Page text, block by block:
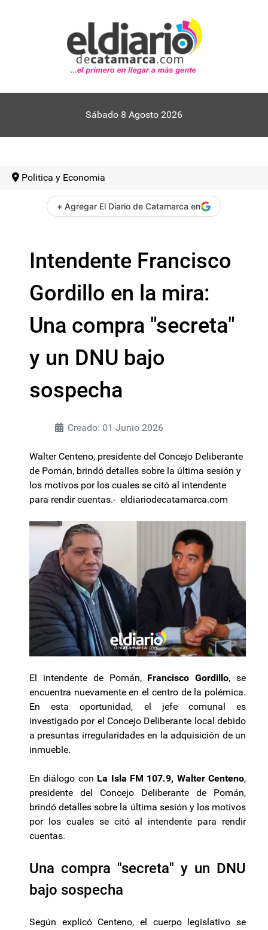
Sábado 8 Agosto 2026
Politica y Economia
+ Agregar El Diario de Catamarca en
Intendente Francisco
Gordillo en la mira:
Una compra "secreta"
y un DNU bajo
sospecha
Creado: 01 Junio 2026
Walter Centeno, presidente del Concejo Deliberante
de Pomán, brindó detalles sobre la última sesión y
los motivos por los cuales se citó al intendente
para rendir cuentas.- eldiariodecatamarca.com
El intendente de Pomán, Francisco Gordillo, se
encuentra nuevamente en el centro de la polémica.
En esta oportunidad, el jefe comunal es
investigado por el Concejo Deliberante local debido
a presuntas irregularidades en la adquisición de un
inmueble.
En diálogo con La Isla FM 107.9, Walter Centeno,
presidente del Concejo Deliberante de Pomán,
brindó detalles sobre la última sesión y los motivos
por los cuales se citó al intendente para rendir
cuentas.
Una compra "secreta" y un DNU
bajo sospecha
Según explicó Centeno, el cuerpo legislativo se